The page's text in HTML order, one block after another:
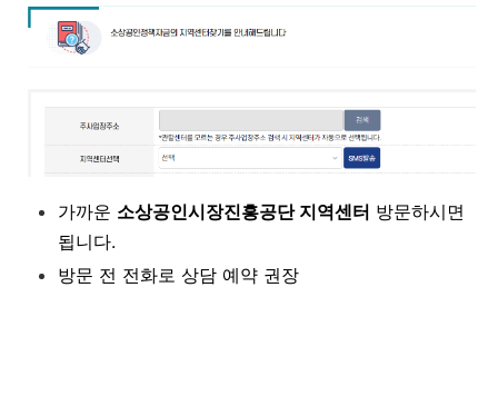
가까운 소상공인시장진흥공단 지역센터 방문하시면
됩니다.
방문 전 전화로 상담 예약 권장